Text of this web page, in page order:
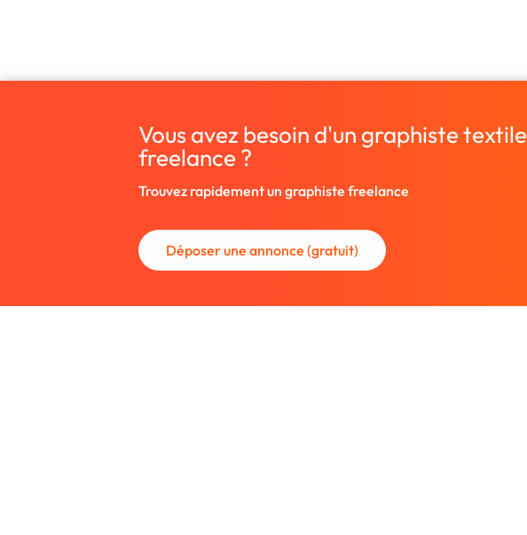
Vous avez besoin d'un graphiste textile
freelance ?
Trouvez rapidement un graphiste freelance
Déposer une annonce (gratuit)